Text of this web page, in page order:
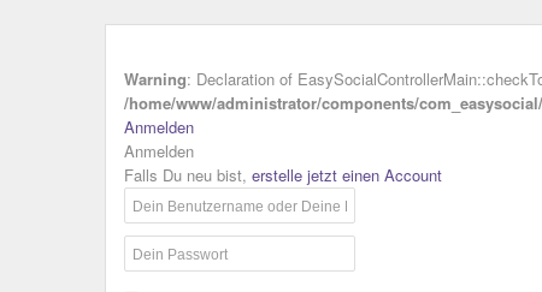
Warning: Declaration of
/home/www/administrator/components/
Anmelden
Anmelden
Falls Du neu bist, erstelle jetzt einen Account